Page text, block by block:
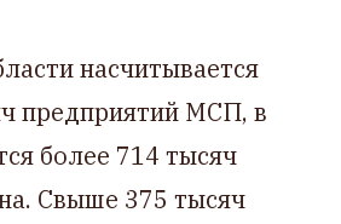
насчитывается
предприятий МСП, в
более 714 тысяч
Свыше 375 тысяч